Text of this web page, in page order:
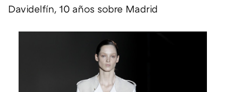
Davidelfín, 10 años sobre Madrid